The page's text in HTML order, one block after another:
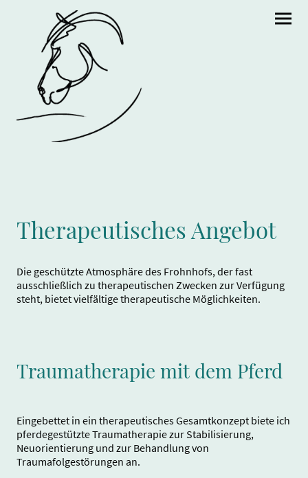
Therapeutisches Angebot
Die geschützte Atmosphäre des Frohnhofs, der fast
ausschließlich zu therapeutischen Zwecken zur Verfügung
steht, bietet vielfältige therapeutische Möglichkeiten.
Traumatherapie mit dem Pferd
Eingebettet in ein therapeutisches Gesamtkonzept biete ich
pferdegestützte Traumatherapie zur Stabilisierung,
Neuorientierung und zur Behandlung von
Traumafolgestörungen an.